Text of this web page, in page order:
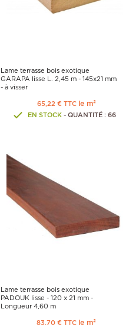
Lame terrasse bois exotique
GARAPA lisse L. 2,45 m - 145x21 mm
- à visser
65,22 € TTC le m²
EN STOCK- QUANTITÉ : 66
Lame terrasse bois exotique
PADOUK lisse - 120 x 21 mm -
Longueur 4,60 m
83,70 € TTC le m²